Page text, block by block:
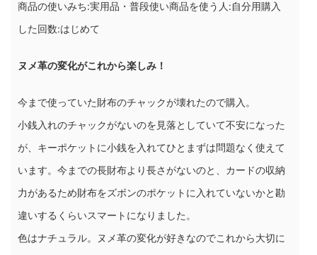
商品の使いみち:実用品・普段使い商品を使う人:自分用購入
した回数:はじめて
ヌメ革の変化がこれから楽しみ！
今まで使っていた財布のチャックが壊れたので購入。
小銭入れのチャックがないのを見落としていて不安になった
が、キーポケットに小銭を入れてひとまずは問題なく使えて
います。今までの長財布より長さがないのと、カードの収納
力があるため財布をズボンのポケットに入れていないかと勘
違いするくらいスマートになりました。
色はナチュラル。ヌメ革の変化が好きなのでこれから大切に